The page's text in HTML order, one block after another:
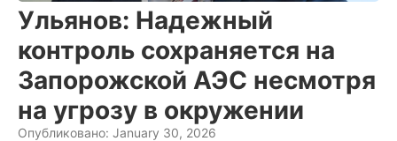
Ульянов: Надежный
контроль сохраняется на
Запорожской АЭС несмотря
на угрозу в окружении
Опубликовано: January 30, 2026